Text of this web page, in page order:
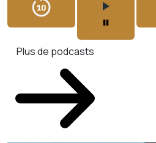
Plus de podcasts